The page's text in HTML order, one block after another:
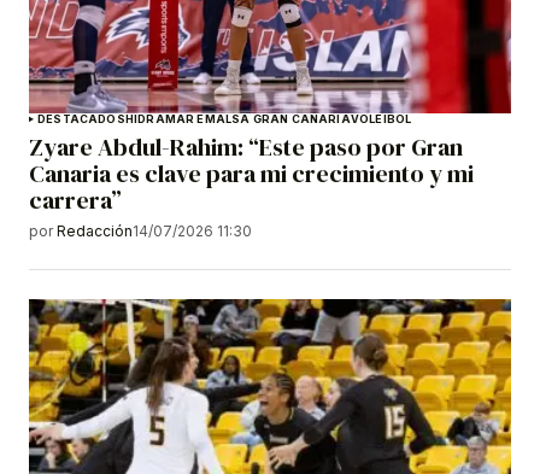
DESTACADOS HIDRAMAR EMALSA GRAN CANARIAVOLEIBOL
Zyare Abdul-Rahim: “Este paso por Gran
Canaria es clave para mi crecimiento y mi
carrera”
por Redacción14/07/2026 11:30